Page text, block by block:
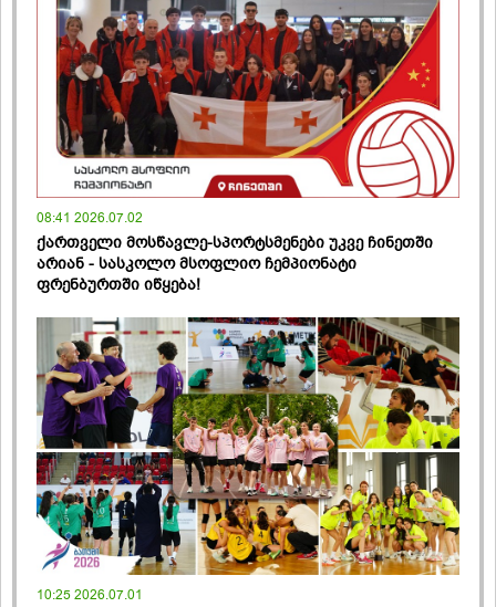
08:41 2026.07.02
ქართველი მოსწავლე-სპორტსმენები უკვე ჩინეთში
არიან - სასკოლო მსოფლიო ჩემპიონატი
ფრენბურთში იწყება!
10:25 2026.07.01